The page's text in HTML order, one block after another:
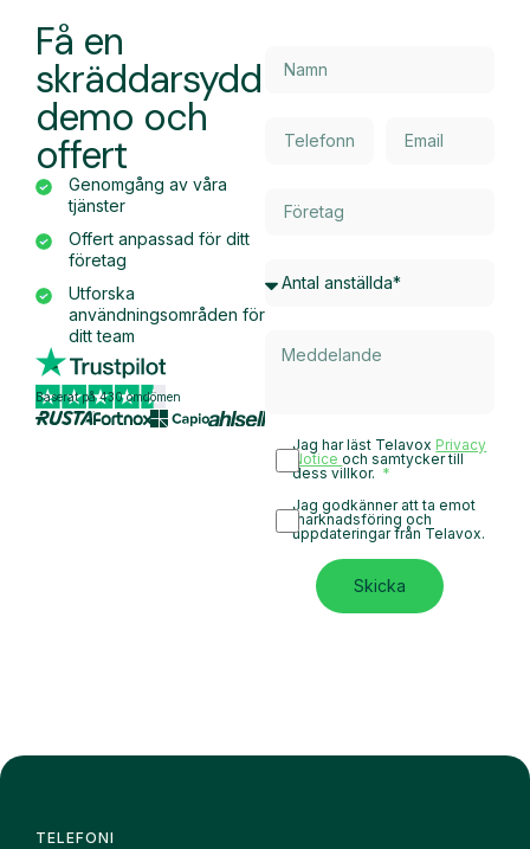
Få en
skräddarsydd
demo och
offert
Genomgång av våra
tjänster
Offert anpassad för ditt
företag
Utforska
användningsområden för
ditt team
Baserat på 430 omdömen
Jag har läst Telavox Privacy
Noticeoch samtycker till
dess villkor.
Jag godkänner att ta emot
marknadsföring och
uppdateringar från Telavox.
Skicka
TELEFONI